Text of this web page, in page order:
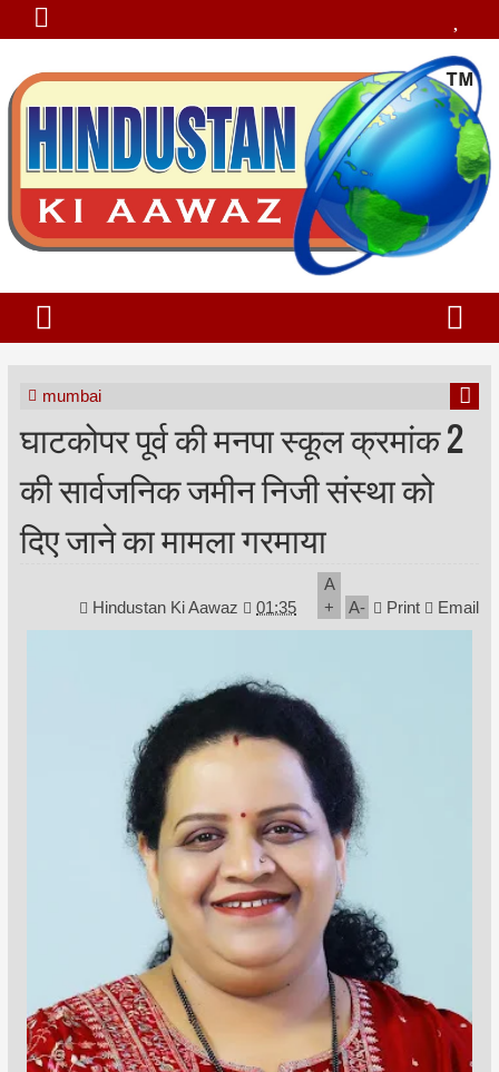
mumbai
घाटकोपर पूर्व की मनपा स्कूल क्रमांक 2
की सार्वजनिक जमीन निजी संस्था को
दिए जाने का मामला गरमाया
Hindustan Ki Aawaz 01:35
A
+
A- Print Email